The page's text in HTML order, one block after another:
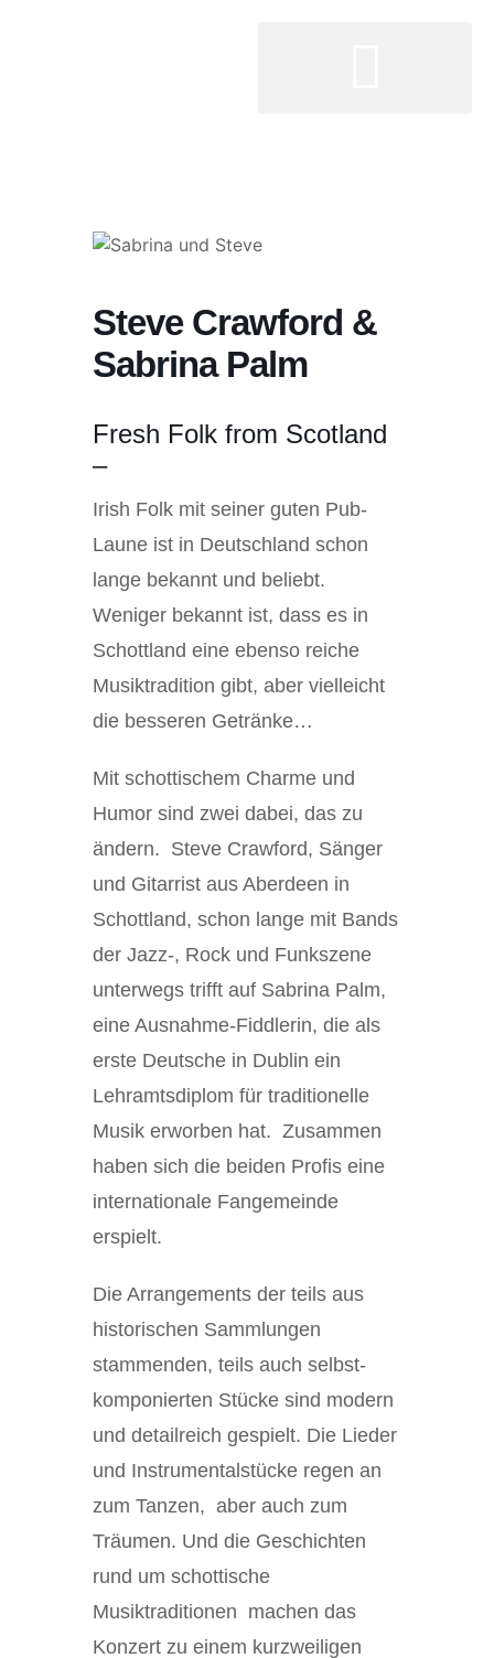
Steve Crawford &
Sabrina Palm
Fresh Folk from Scotland
–
Irish Folk mit seiner guten Pub-
Laune ist in Deutschland schon
lange bekannt und beliebt.
Weniger bekannt ist, dass es in
Schottland eine ebenso reiche
Musiktradition gibt, aber vielleicht
die besseren Getränke…
Mit schottischem Charme und
Humor sind zwei dabei, das zu
ändern. Steve Crawford, Sänger
und Gitarrist aus Aberdeen in
Schottland, schon lange mit Bands
der Jazz-, Rock und Funkszene
unterwegs trifft auf Sabrina Palm,
eine Ausnahme-Fiddlerin, die als
erste Deutsche in Dublin ein
Lehramtsdiplom für traditionelle
Musik erworben hat. Zusammen
haben sich die beiden Profis eine
internationale Fangemeinde
erspielt.
Die Arrangements der teils aus
historischen Sammlungen
stammenden, teils auch selbst-
komponierten Stücke sind modern
und detailreich gespielt. Die Lieder
und Instrumentalstücke regen an
zum Tanzen, aber auch zum
Träumen. Und die Geschichten
rund um schottische
Musiktraditionen machen das
Konzert zu einem kurzweiligen